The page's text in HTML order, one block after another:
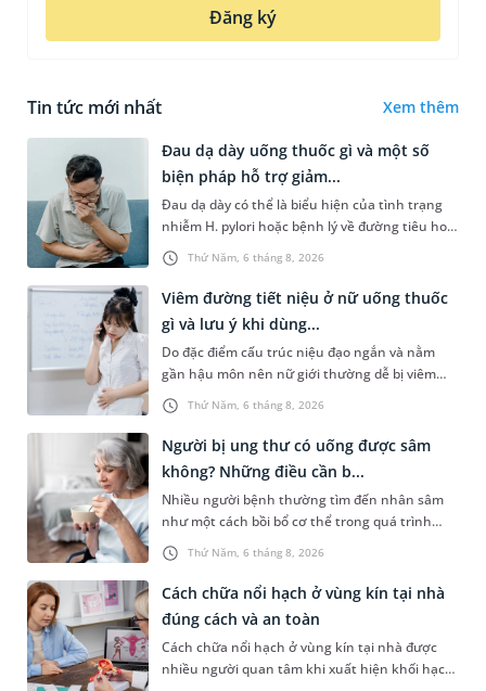
Đăng ký
Tin tức mới nhất Xem thêm
Thứ Năm, 6 tháng 8, 2026
Đau dạ dày uống thuốc gì và một số
biện pháp hỗ trợ giảm...
Đau dạ dày có thể là biểu hiện của tình trạng
nhiễm H. pylori hoặc bệnh lý về đường tiêu hoá
khác. Dựa theo nguyên nhân cụ thể, bác sĩ sẽ
cân nhắc chỉ định p...
Thứ Năm, 6 tháng 8, 2026
Viêm đường tiết niệu ở nữ uống thuốc
gì và lưu ý khi dùng...
Do đặc điểm cấu trúc niệu đạo ngắn và nằm
gần hậu môn nên nữ giới thường dễ bị viêm
đường tiết niệu hơn nam giới. Tùy theo nguyên
nhân, mức độ nhiễm trùng và...
Thứ Năm, 6 tháng 8, 2026
Người bị ung thư có uống được sâm
không? Những điều cần b...
Nhiều người bệnh thường tìm đến nhân sâm
như một cách bồi bổ cơ thể trong quá trình
điều trị ung thư. Tuy nhiên, câu hỏi người bị
ung thư có uống được sâm kh...
Cách chữa nổi hạch ở vùng kín tại nhà
đúng cách và an toàn
Cách chữa nổi hạch ở vùng kín tại nhà được
nhiều người quan tâm khi xuất hiện khối hạch